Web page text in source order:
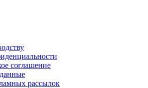
соглашение
рассылок